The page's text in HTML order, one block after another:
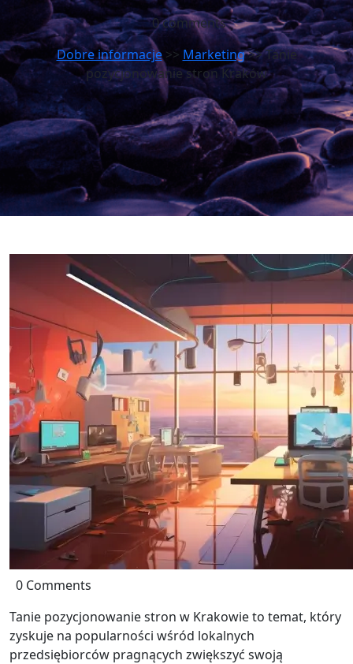
0 comments
Dobre informacje>> Marketing>> Tanie
pozycjonowanie stron Kraków
0 Comments
Tanie pozycjonowanie stron w Krakowie to temat, który
zyskuje na popularności wśród lokalnych
przedsiębiorców pragnących zwiększyć swoją